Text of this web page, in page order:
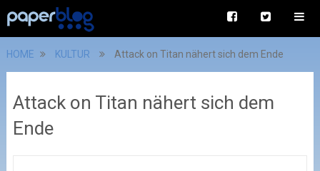
HOME KULTUR Attack on Titan nähert sich dem Ende
Attack on Titan nähert sich dem
Ende